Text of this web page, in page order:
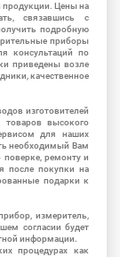
продукции. Цены на
связавшись с
подробную
приборы
консультаций по
приведены возле
качественное
изготовителей
высокого
для наших
необходимый Вам
ремонту и
после покупки на
подарки к
измеритель,
согласии будет
информации.
процедурах как